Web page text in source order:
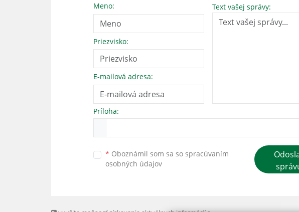
Meno:
Priezvisko:
E-mailová adresa:
Text vašej správy:
Príloha:
* Oboznámil som sa so spracúvaním
osobných údajov